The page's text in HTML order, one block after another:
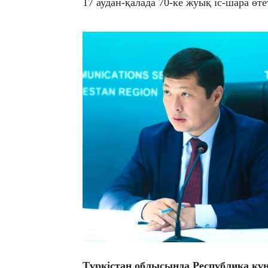
17 аудан-қалада 70-ке жуық іс-шара